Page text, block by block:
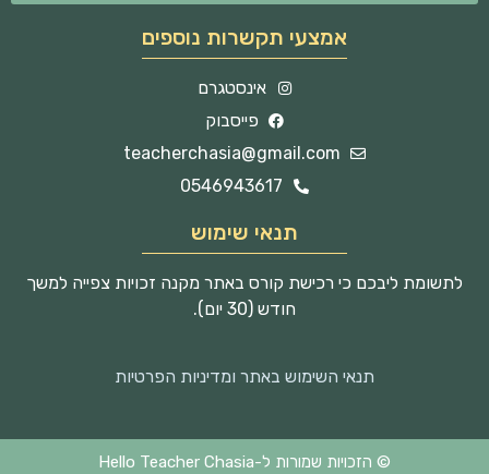
אמצעי תקשרות נוספים
אינסטגרם
פייסבוק
teacherchasia@gmail.com
0546943617
תנאי שימוש
לתשומת ליבכם כי רכישת קורס באתר מקנה זכויות צפייה למשך
חודש (30 יום).
תנאי השימוש באתר ומדיניות הפרטיות
© הזכויות שמורות ל-Hello Teacher Chasia